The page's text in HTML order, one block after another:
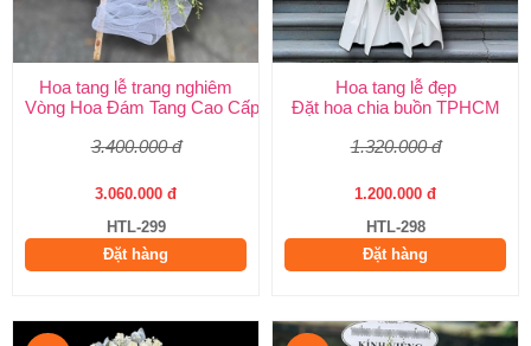
Hoa tang lễ trang nghiêm
Vòng Hoa Đám Tang Cao Cấp | Sang Trọng, Giao Nhanh
3.400.000 đ
3.060.000 đ
HTL-299
Đặt hàng
Hoa tang lễ đẹp
Đặt hoa chia buồn TPHCM
1.320.000 đ
1.200.000 đ
HTL-298
Đặt hàng